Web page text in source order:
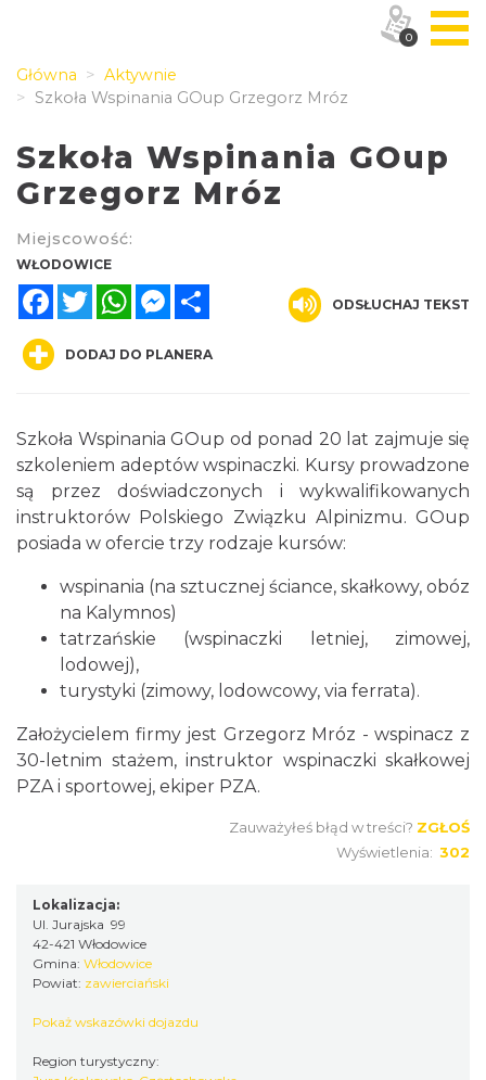
Główna
Aktywnie
Szkoła Wspinania GOup Grzegorz Mróz
Szkoła Wspinania GOup
Grzegorz Mróz
Miejscowość:
WŁODOWICE
FacebookTwitterWhatsAppMessenger
ODSŁUCHAJ TEKST
DODAJ DO PLANERA
Szkoła Wspinania GOup od ponad 20 lat zajmuje się
szkoleniem adeptów wspinaczki. Kursy prowadzone
są przez doświadczonych i wykwalifikowanych
instruktorów Polskiego Związku Alpinizmu. GOup
posiada w ofercie trzy rodzaje kursów:
wspinania (na sztucznej ściance, skałkowy, obóz
na Kalymnos)
tatrzańskie (wspinaczki letniej, zimowej,
lodowej),
turystyki (zimowy, lodowcowy, via ferrata).
Założycielem firmy jest Grzegorz Mróz - wspinacz z
30-letnim stażem, instruktor wspinaczki skałkowej
PZA i sportowej, ekiper PZA.
Zauważyłeś błąd w treści? ZGŁOŚ
Wyświetlenia: 302
Lokalizacja:
Ul. Jurajska 99
42-421 Włodowice
Gmina: Włodowice
Powiat: zawierciański
Pokaż wskazówki dojazdu
Region turystyczny:
0